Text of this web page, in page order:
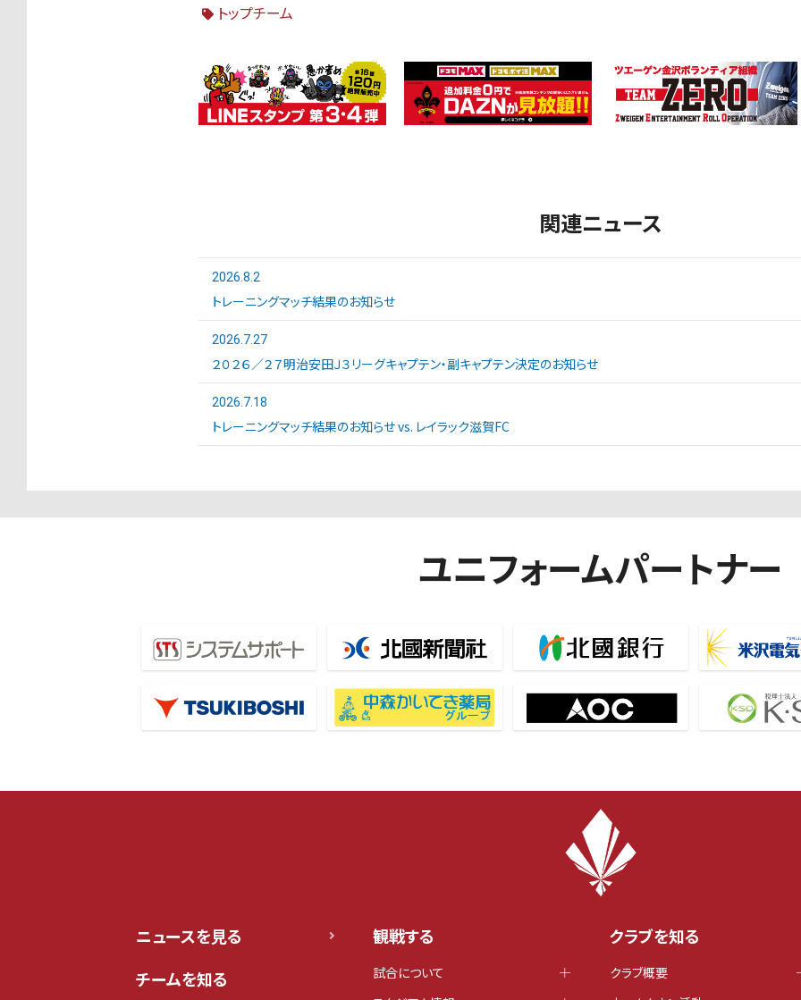
トップチーム
関連ニュース
2026.8.2
トレーニングマッチ結果のお知らせ
2026.7.27
２０２６／２７明治安田Ｊ３リーグキャプテン・副キャプテン決定のお知らせ
2026.7.18
トレーニングマッチ結果のお知らせ vs. レイラック滋賀FC
ユニフォームパートナー
ニュースを見る
チームを知る
観戦する
試合について
クラブを知る
クラブ概要